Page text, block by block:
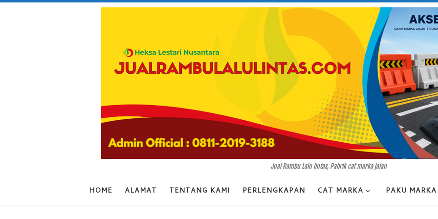
Jual Rambu Lalu lintas, Pabrik cat marka jalan
HOME ALAMAT TENTANG KAMI PERLENGKAPAN CAT MARKA PAKU